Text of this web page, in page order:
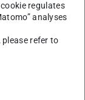
Gerne können
5.
die
von einer
regulates
analyses
refer to